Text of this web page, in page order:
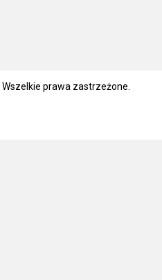
Wszelkie prawa zastrzeżone.